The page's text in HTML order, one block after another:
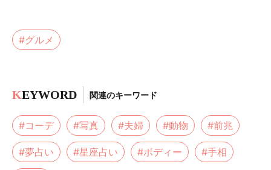
#グルメ
KEYWORD 関連のキーワード
#コーデ #写真 #夫婦 #動物 #前兆
#夢占い #星座占い #ボディー #手相